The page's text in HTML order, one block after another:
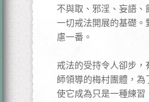
不與取、邪淫、妄語
一切戒法開展的基礎
慮一番。
戒法的受持令人卻步
師領導的梅村團體，
使它成為只是一種練